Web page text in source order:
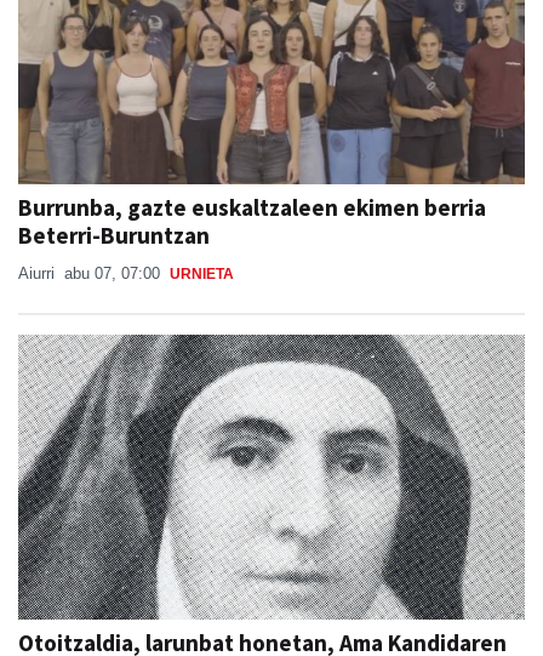
Burrunba, gazte euskaltzaleen ekimen berria
Beterri-Buruntzan
Aiurri abu 07, 07:00 URNIETA
Otoitzaldia, larunbat honetan, Ama Kandidaren